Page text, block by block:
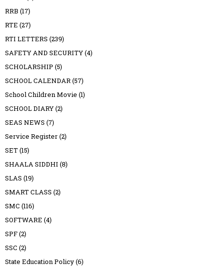
RRB (17)
RTE (27)
RTI LETTERS (239)
SAFETY AND SECURITY(4)
SCHOLARSHIP (5)
SCHOOL CALENDAR(57)
School Children Movie (1)
SCHOOL DIARY(2)
SEAS NEWS (7)
Service Register(2)
SET(15)
SHAALA SIDDHI (8)
SLAS (19)
SMART CLASS (2)
SMC (116)
SOFTWARE (4)
SPF(2)
SSC (2)
State Education Policy(6)